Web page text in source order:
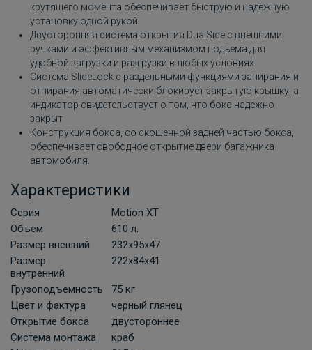
крутящего момента обеспечивает быструю и надежную
установку одной рукой.
Двусторонняя система открытия DualSide с внешними
ручками и эффективным механизмом подъема для
удобной загрузки и разгрузки в любых условиях
Система SlideLock с раздельными функциями запирания и
отпирания автоматически блокирует закрытую крышку, а
индикатор свидетельствует о том, что бокс надежно
закрыт
Конструкция бокса, со скошенной задней частью бокса,
обеспечивает свободное открытие двери багажника
автомобиля.
Характеристики
Серия
Motion XT
Объем
610 л.
Размер внешний
232х95х47
Размер
внутренний
222x84x41
Грузоподъемность
75 кг
Цвет и фактура
черный глянец
Открытие бокса
двустороннее
Система монтажа
краб